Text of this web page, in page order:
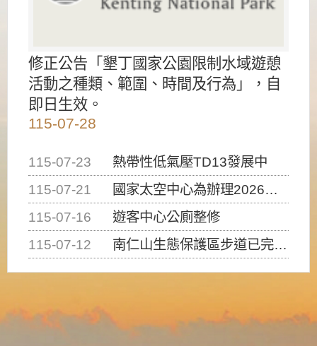
修正公告「墾丁國家公園限制水域遊憩
活動之種類、範圍、時間及行為」，自
即日生效。
115-07-28
115-07-23
熱帶性低氣壓TD13發展中
115-07-21
國家太空中心為辦理2026台灣盃火箭競賽，陸、海、空域警戒及協調相關事宜，因颱風備案事宜
115-07-16
遊客中心公廁整修
115-07-12
南仁山生態保護區步道已完成修復，自115年7月13日（星期一）起恢復開放入園，歡迎民眾依規定申請入園....